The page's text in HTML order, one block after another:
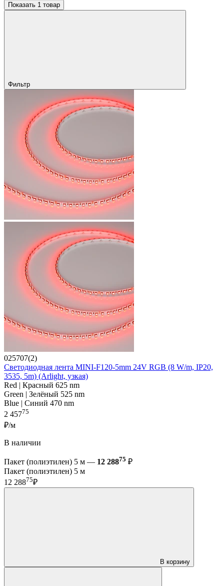
Показать 1 товар
Фильтр
025707(2)
Светодиодная лента MINI-F120-5mm 24V RGB (8 W/m, IP20,
3535, 5m) (Arlight, узкая)
Red | Красный 625 nm
Green | Зелёный 525 nm
Blue | Синий 470 nm
2 45775
₽/м
В наличии
Пакет (полиэтилен) 5 м — 12 28875 ₽
Пакет (полиэтилен) 5 м
12 28875₽
В корзину